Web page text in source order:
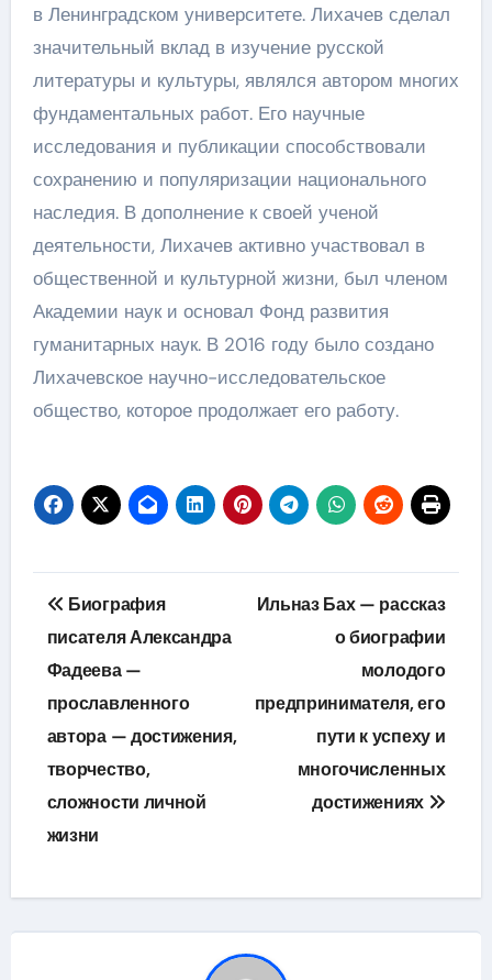
в Ленинградском университете. Лихачев сделал
значительный вклад в изучение русской
литературы и культуры, являлся автором многих
фундаментальных работ. Его научные
исследования и публикации способствовали
сохранению и популяризации национального
наследия. В дополнение к своей ученой
деятельности, Лихачев активно участвовал в
общественной и культурной жизни, был членом
Академии наук и основал Фонд развития
гуманитарных наук. В 2016 году было создано
Лихачевское научно-исследовательское
общество, которое продолжает его работу.
Навигация
по
записям
Биография
писателя Александра
Фадеева —
прославленного
автора — достижения,
творчество,
сложности личной
жизни
Ильназ Бах — рассказ
о биографии
молодого
предпринимателя, его
пути к успеху и
многочисленных
достижениях